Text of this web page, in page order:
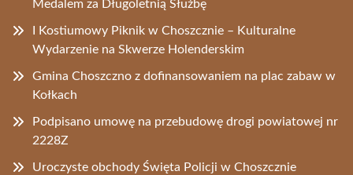
Medalem za Długoletnią Służbę
I Kostiumowy Piknik w Choszcznie – Kulturalne
Wydarzenie na Skwerze Holenderskim
Gmina Choszczno z dofinansowaniem na plac zabaw w
Kołkach
Podpisano umowę na przebudowę drogi powiatowej nr
2228Z
Uroczyste obchody Święta Policji w Choszcznie